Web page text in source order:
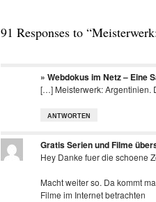
91 Responses to
» Webdokus im Netz – Eine
[…] Meisterwerk: Argentinien.
ANTWORTEN
Gratis Serien und Filme
Hey Danke fuer die schoene
Macht weiter so. Da kommt
Filme im Internet betrachten